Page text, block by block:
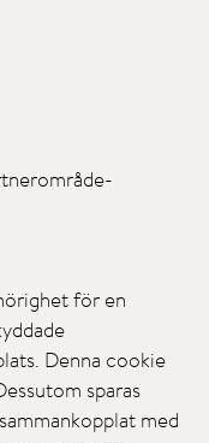
för en
Denna cookie
sparas
med